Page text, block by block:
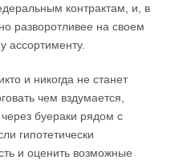
контрактам, и, в
разворотливее на своем
ассортименту.
и никогда не станет
чем вздумается,
буераки рядом с
гипотетически
и оценить возможные